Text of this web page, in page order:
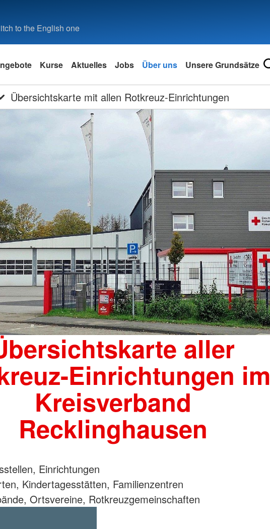
to the English one
Kurse Aktuelles Jobs Über uns Unsere Grundsätze
Übersichtskarte mit allen Rotkreuz-Einrichtungen
aller
Einrichtungen im
Kreisverband
Recklinghausen
Einrichtungen
Kindertagesstätten, Familienzentren
Ortsvereine, Rotkreuzgemeinschaften